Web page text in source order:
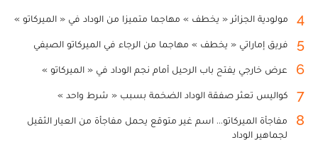
4 مولودية الجزائر « يخطف » مهاجما متميزا من الوداد في « الميركاتو »
5 فريق إماراتي « يخطف » مهاجما من الرجاء في الميركاتو الصيفي
6 عرض خارجي يفتح باب الرحيل أمام نجم الوداد في « الميركاتو »
7 كواليس تعثر صفقة الوداد الضخمة بسبب « شرط واحد »
8
مفاجأة الميركاتو... اسم غير متوقع يحمل مفاجأة من العيار الثقيل
لجماهير الوداد